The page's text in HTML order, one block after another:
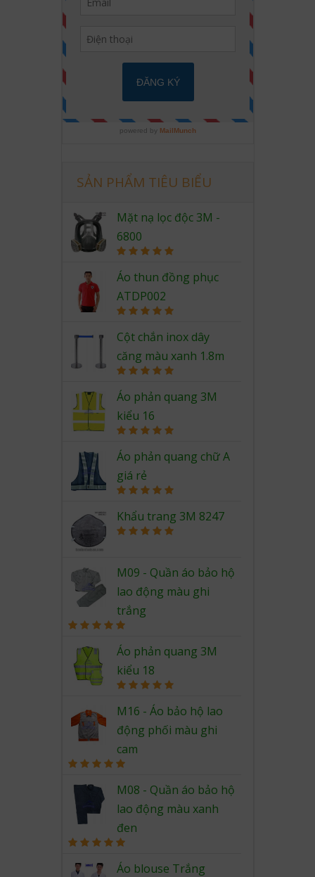
SẢN PHẨM TIÊU BIỂU
Mặt nạ lọc độc 3M -
6800
out of 5
Áo thun đồng phục
ATDP002
out of 5
Cột chắn inox dây
căng màu xanh 1.8m
out of 5
Áo phản quang 3M
kiểu 16
out of 5
Áo phản quang chữ A
giá rẻ
out of 5
Khẩu trang 3M 8247
M09 - Quần áo bảo hộ
lao động màu ghi
trắng
out of 5
Áo phản quang 3M
kiểu 18
out of 5
M16 - Áo bảo hộ lao
động phối màu ghi
cam
out of 5
M08 - Quần áo bảo hộ
lao động màu xanh
đen
out of 5
Áo blouse Trắng